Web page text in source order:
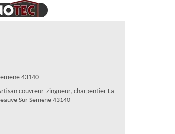
43140
couvreur, zingueur, charpentier La
Sur Semene 43140